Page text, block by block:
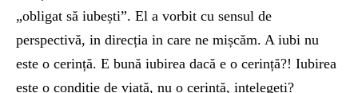
„obligat să iubești”. El a vorbit cu sensul de
perspectivă, in direcția in care ne mișcăm. A iubi nu
este o cerință. E bună iubirea dacă e o cerință?! Iubirea
este o condiție de viață, nu o cerință, ințelegeți?